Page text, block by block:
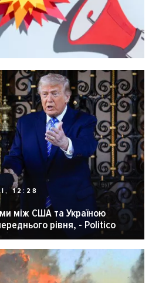
12:28
між США та Україною
рівня, - Politico